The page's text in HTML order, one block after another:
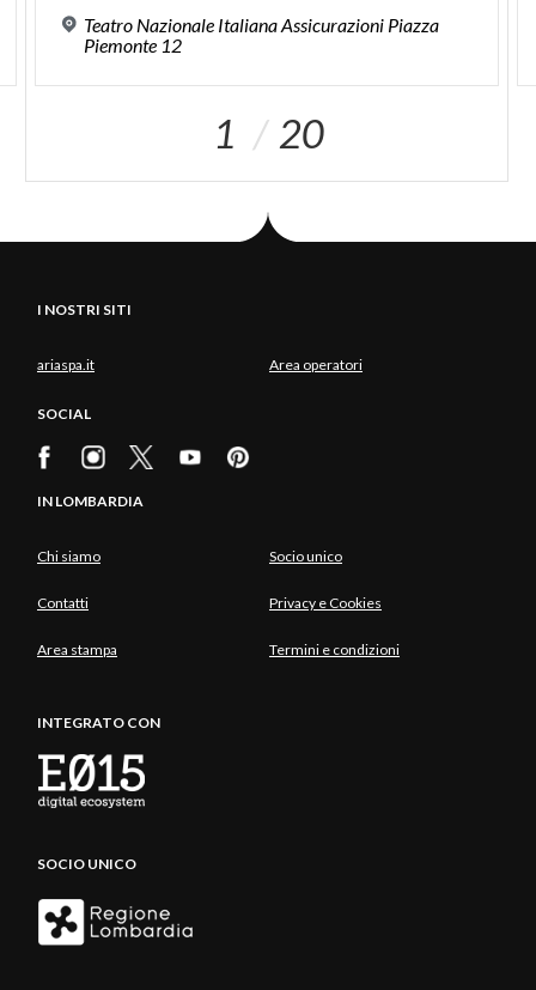
Teatro Nazionale Italiana Assicurazioni Piazza
Piemonte 12
1 20
I NOSTRI SITI
ariaspa.it Area operatori
SOCIAL
IN LOMBARDIA
Chi siamo Socio unico
Contatti Privacy e Cookies
Area stampa Termini e condizioni
INTEGRATO CON
SOCIO UNICO